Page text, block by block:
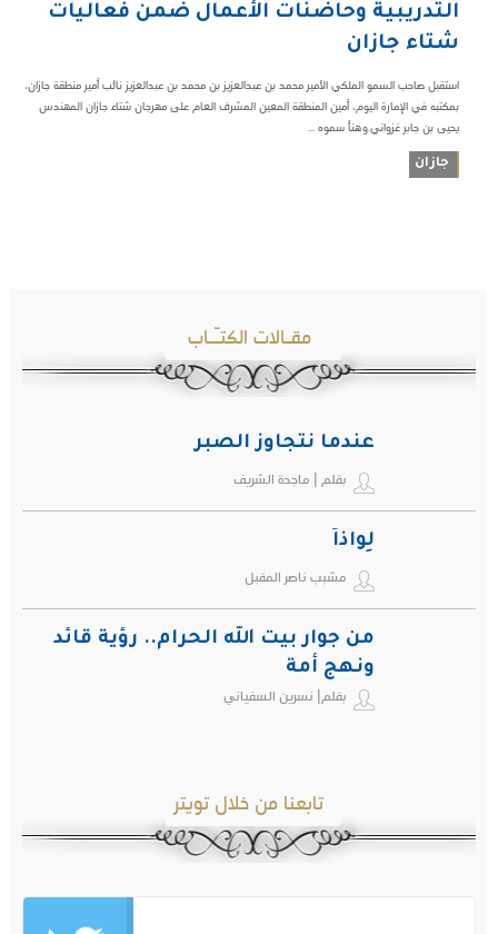
التدريبية وحاضنات الأعمال ضمن فعاليات
شتاء جازان
استقبل صاحب السمو الملكي الأمير محمد بن عبدالعزيز بن محمد بن عبدالعزيز نائب أمير منطقة جازان،
بمكتبه في الإمارة اليوم، أمين المنطقة المعين المشرف العام على مهرجان شتاء جازان المهندس
يحيى بن جابر غزواني.وهنأ سموه ...
جازان
مقـالات الكتـّـاب
عندما نتجاوز الصبر
بقلم | ماجدة الشريف
لِواذاً
مشبب ناصر المقبل
من جوار بيت الله الحرام.. رؤية قائد
ونهج أمة
بقلم| نسرين السفياني
تابعنا من خلال تويتر